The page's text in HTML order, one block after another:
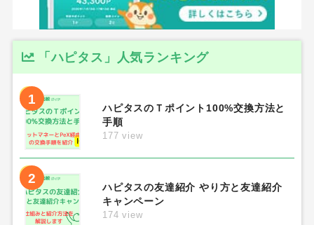
「ハピタス」人気ランキング
1
ハピタスのＴポイント100%交換方法と
手順
177 view
2
ハピタスの友達紹介 やり方と友達紹介
キャンペーン
174 view